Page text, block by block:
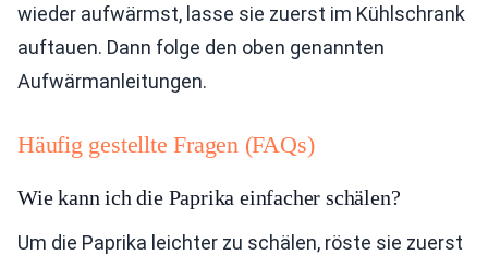
wieder aufwärmst, lasse sie zuerst im Kühlschrank
auftauen. Dann folge den oben genannten
Aufwärmanleitungen.
Häufig gestellte Fragen (FAQs)
Wie kann ich die Paprika einfacher schälen?
Um die Paprika leichter zu schälen, röste sie zuerst